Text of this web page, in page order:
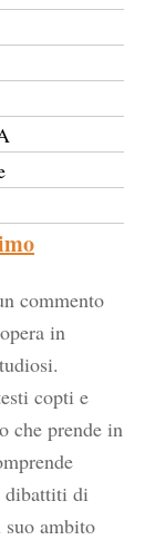
commento
in
copti e
che prende in
dibattiti di
ambito